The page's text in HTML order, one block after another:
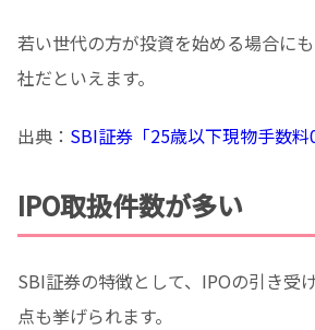
若い世代の方が投資を始める場合に
社だといえます。
出典： SBI証券「25歳以下現物手数料
IPO取扱件数が多い
SBI証券の特徴として、IPOの引き受
点も挙げられます。